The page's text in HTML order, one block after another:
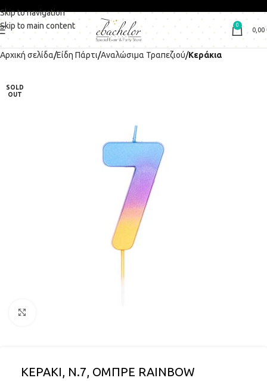
Skip to navigation
Skip to main content
0
0,00
Αρχική σελίδα Είδη Πάρτι Αναλώσιμα Τραπεζιού Κεράκια
SOLD
OUT
ΚΕΡΑΚI, Ν.7, ΟΜΠΡΕ RAINBOW